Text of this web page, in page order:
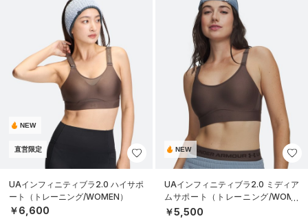
NEW
直営限定
UAインフィニティブラ2.0 ハイサポ
ート（トレーニング/WOMEN）
￥6,600
NEW
UAインフィニティブラ2.0 ミディア
ムサポート（トレーニング/WOME
N）
￥5,500